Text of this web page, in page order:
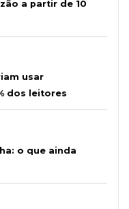
a partir de 10
usar
dos leitores
o que ainda